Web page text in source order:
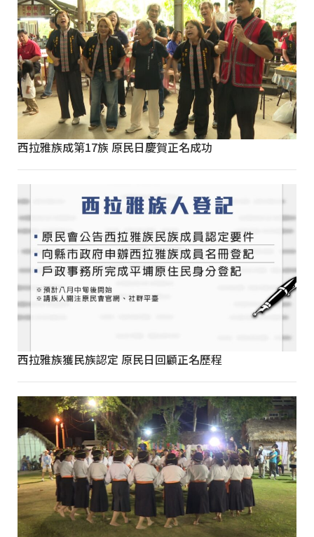
西拉雅族成第17族 原民日慶賀正名成功
西拉雅族獲民族認定 原民日回顧正名歷程